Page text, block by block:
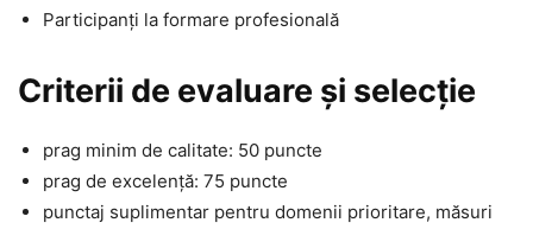
Participanți la formare profesională
Criterii de evaluare și selecție
prag minim de calitate: 50 puncte
prag de excelență: 75 puncte
punctaj suplimentar pentru domenii prioritare, măsuri